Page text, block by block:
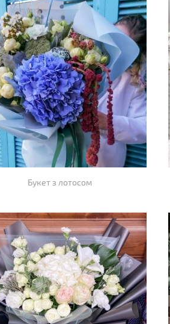
Букет з лотосом